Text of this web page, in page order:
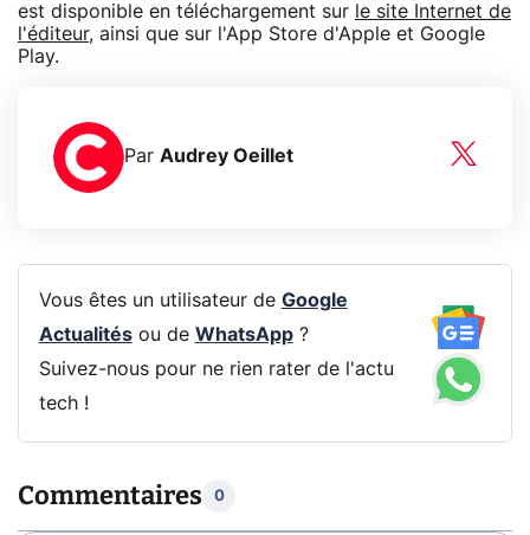
est disponible en téléchargement sur le site Internet de
l'éditeur, ainsi que sur l'App Store d'Apple et Google
Play.
Par Audrey Oeillet
Vous êtes un utilisateur de Google
Actualitésou de WhatsApp?
Suivez-nous pour ne rien rater de l'actu
tech !
Commentaires 0